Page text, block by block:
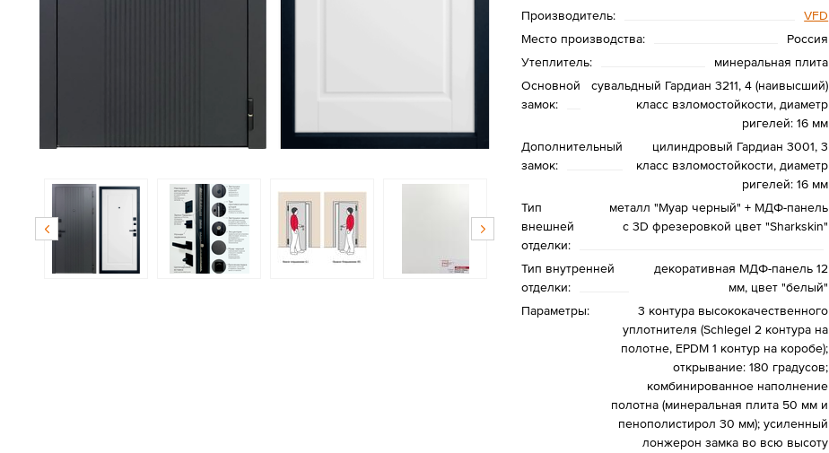
Производитель:
VFD
Место производства:
Россия
Утеплитель:
минеральная плита
Основной
замок:
сувальдный Гардиан 3211, 4 (наивысший)
класс взломостойкости, диаметр
ригелей: 16 мм
Дополнительный
замок:
цилиндровый Гардиан 3001, 3
класс взломостойкости, диаметр
ригелей: 16 мм
Тип
внешней
отделки:
металл "Муар черный" + МДФ-панель
с 3D фрезеровкой цвет "Sharkskin"
Тип внутренней
отделки:
декоративная МДФ-панель 12
мм, цвет "белый"
Параметры:
3 контура высококачественного
уплотнителя (Schlegel 2 контура на
полотне, EPDM 1 контур на коробе);
открывание: 180 градусов;
комбинированное наполнение
полотна (минеральная плита 50 мм и
пенополистирол 30 мм); усиленный
лонжерон замка во всю высоту